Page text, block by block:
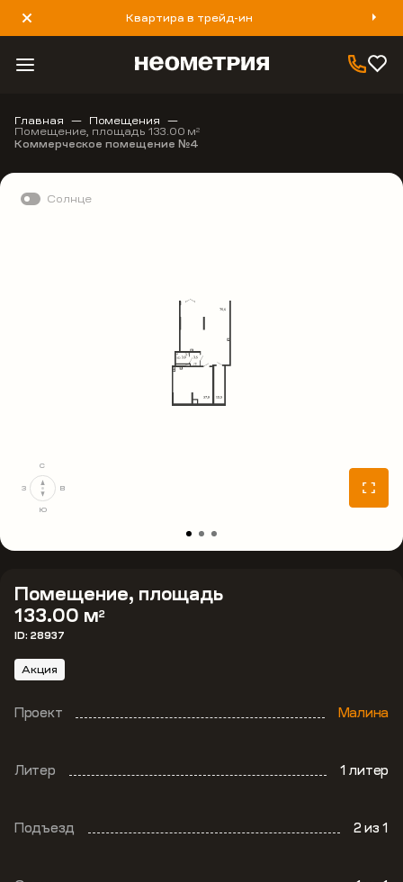
Квартира в трейд-ин
8 800 777 40 93
Главная Помещения
Помещение, площадь 133.00 м2
Коммерческое помещение №4
Помещение, площадь
133.00 м2
ID: 28937
Акция
Проект Малина
Литер 1 литер
Подъезд 2из 1
Солнце
С
В
Ю
З